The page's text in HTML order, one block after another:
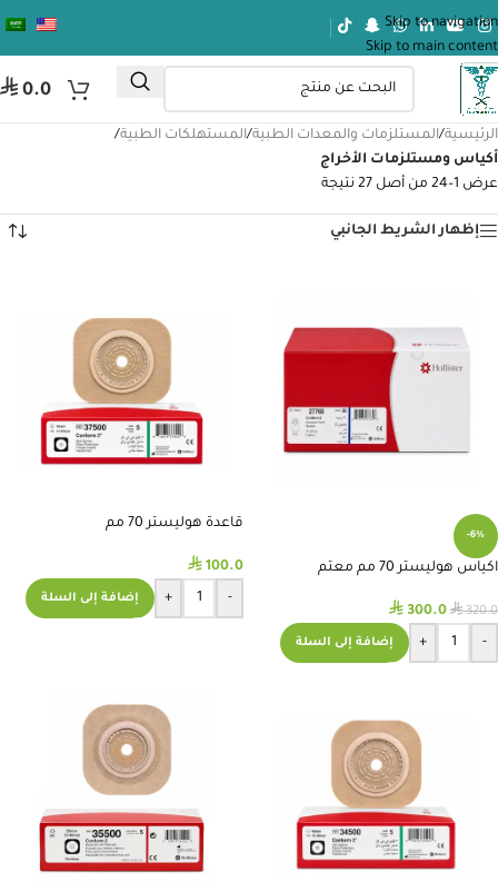
Skip to navigation
Skip to main content
⃁ 0.0
الرئيسية/المستلزمات والمعدات الطبية/المستهلكات الطبية/
أكياس ومستلزمات الأخراج
عرض 1–24 من أصل 27 نتيجة
إظهار الشريط الجانبي
-6%
اكياس هوليستر 70 مم معتم
⃁320.0
⃁ 300.0
-
+ إضافة إلى السلة
قاعدة هوليستر 70 مم
⃁ 100.0
-
+ إضافة إلى السلة